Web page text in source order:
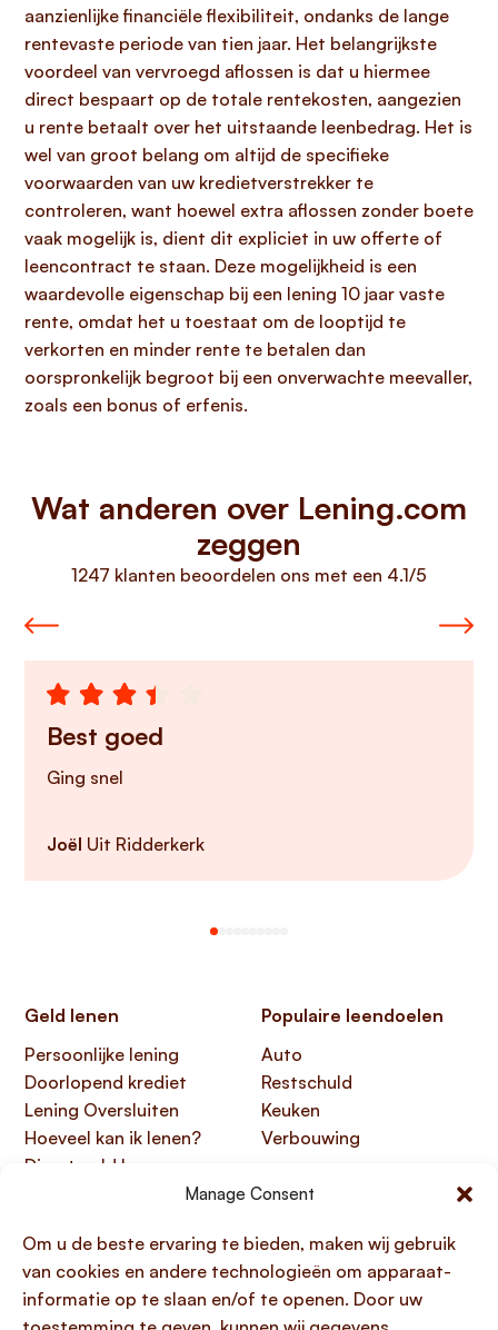
Manage Consent
Om u de beste ervaring te bieden, maken wij gebruik
van cookies en andere technologieën om apparaat-
informatie op te slaan en/of te openen. Door uw
aanzienlijke financiële flexibiliteit, ondanks de lange
rentevaste periode van tien jaar. Het belangrijkste
voordeel van vervroegd aflossen is dat u hiermee
direct bespaart op de totale rentekosten, aangezien
u rente betaalt over het uitstaande leenbedrag. Het is
wel van groot belang om altijd de specifieke
voorwaarden van uw kredietverstrekker te
controleren, want hoewel extra aflossen zonder boete
vaak mogelijk is, dient dit expliciet in uw offerte of
leencontract te staan. Deze mogelijkheid is een
waardevolle eigenschap bij een lening 10 jaar vaste
rente, omdat het u toestaat om de looptijd te
verkorten en minder rente te betalen dan
oorspronkelijk begroot bij een onverwachte meevaller,
zoals een bonus of erfenis.
Wat anderen over Lening.com
zeggen
1247 klanten beoordelen ons met een 4.1/5
Best goed
Ging snel
Joël Uit Ridderkerk
Geld lenen
Persoonlijke lening
Doorlopend krediet
Lening Oversluiten
Hoeveel kan ik lenen?
Direct geld lenen
Populaire leendoelen
Auto
Restschuld
Keuken
Verbouwing
Over ons
Klantenservice
Kennisbank
Papendorpseweg 99,
3528 BJ Utrecht
KvK 76100200